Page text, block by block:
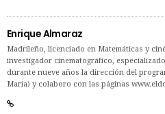
Enrique Almaraz
Madrileño, licenciado en Matemáticas y
investigador cinematográfico,
durante nueve años la dirección del
María) y colaboro con las páginas